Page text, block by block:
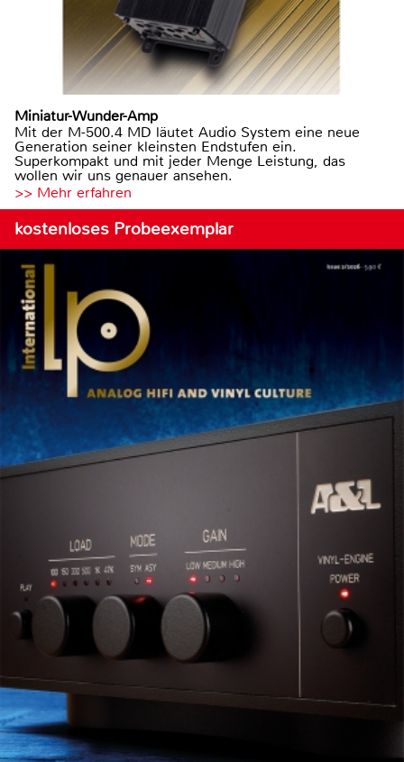
Miniatur-Wunder-Amp
Mit der M-500.4 MD läutet Audio System eine neue
Generation seiner kleinsten Endstufen ein.
Superkompakt und mit jeder Menge Leistung, das
wollen wir uns genauer ansehen.
>> Mehr erfahren
kostenloses Probeexemplar